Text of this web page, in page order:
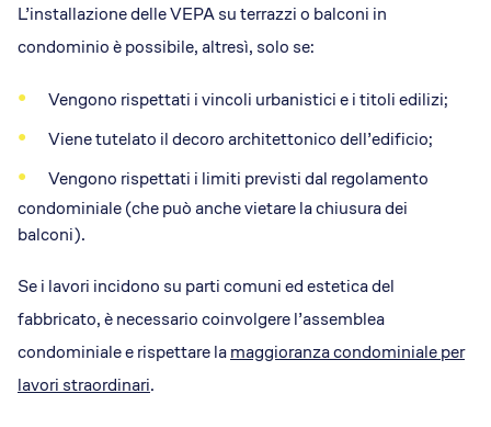
L’installazione delle VEPA su terrazzi o balconi in
condominio è possibile, altresì, solo se:
Vengono rispettati i vincoli urbanistici e i titoli edilizi;
Viene tutelato il decoro architettonico dell’edificio;
Vengono rispettati i limiti previsti dal regolamento
condominiale (che può anche vietare la chiusura dei
balconi).
Se i lavori incidono su parti comuni ed estetica del
fabbricato, è necessario coinvolgere l’assemblea
condominiale e rispettare lamaggioranza condominiale per
lavori straordinari.